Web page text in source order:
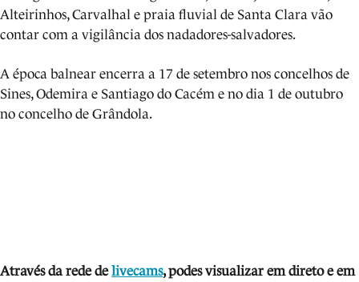
Alteirinhos, Carvalhal e praia fluvial de Santa Clara vão
contar com a vigilância dos nadadores-salvadores.
A época balnear encerra a 17 de setembro nos concelhos de
Sines, Odemira e Santiago do Cacém e no dia 1 de outubro
no concelho de Grândola.
Através da rede delivecams, podes visualizar em direto e em